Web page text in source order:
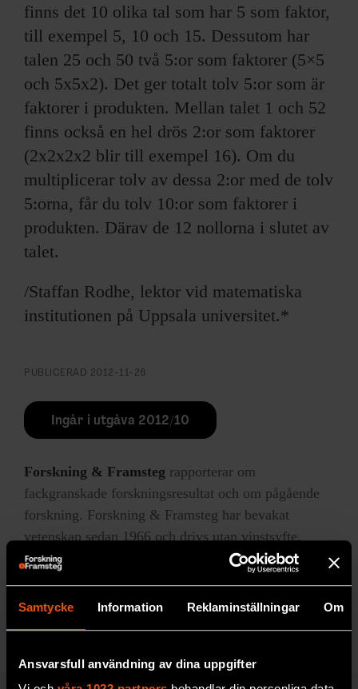
Samtycke Information Reklaminställningar Om
Ansvarsfull användning av dina uppgifter
finns det 10 olika tal som har 5 som faktor,
till exempel 5, 10 och 15. Dessutom har
talen 25 och 50 två 5:or som faktorer (5×5
och 5x5x2). Det ger totalt tolv 5:or som är
faktorer i produkten. Mellan talet 1 och 52
finns också en hel drös 2:or som faktorer
(2x2x2x2 blir till exempel 16). Om du
multiplicerar tolv av dessa 2:or med de tolv
5:orna, får du tolv 10:or som faktorer i
produkten. Därav de 12 nollorna i slutet av
talet.
/Staffan Rodhe, lektor vid matematiska
institutionen på Uppsala universitet.*
PUBLICERAD 2012-11-26
Ingår i utgåva 2012/10
Forskning & Framsteg rapporterar om
fackgranskade forskningsresultat och om pågående
forskning. Forskning & Framsteg har bevakat
vetenskap sedan 1966 och drivs utan vinstsyfte.
LÄS MER